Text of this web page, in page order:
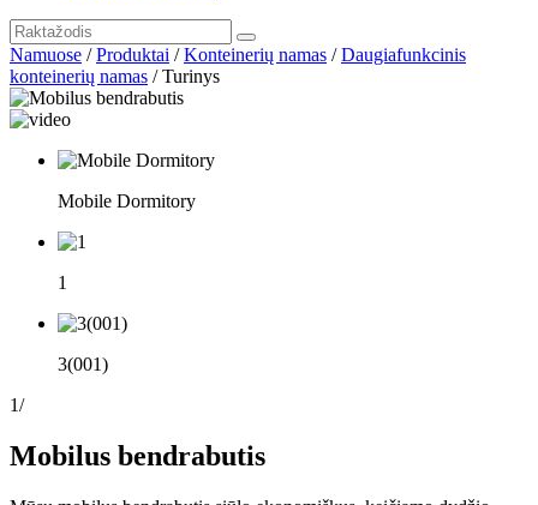
Namuose /Produktai /Konteinerių namas /Daugiafunkcinis
konteinerių namas /Turinys
Mobile Dormitory
1
3(001)
1/
Mobilus bendrabutis